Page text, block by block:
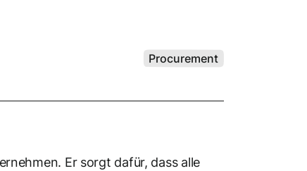
Procurement
Er sorgt dafür, dass alle